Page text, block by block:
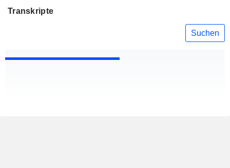
Transkripte
Suchen